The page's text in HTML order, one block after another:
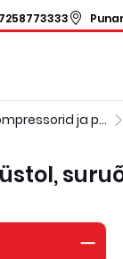
Kompressorid ja pneumoinstrumendid